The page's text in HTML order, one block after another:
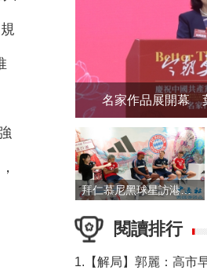
名家作品展開幕
拜仁慕尼黑球星訪港 與球迷近距離互動
閱讀排行